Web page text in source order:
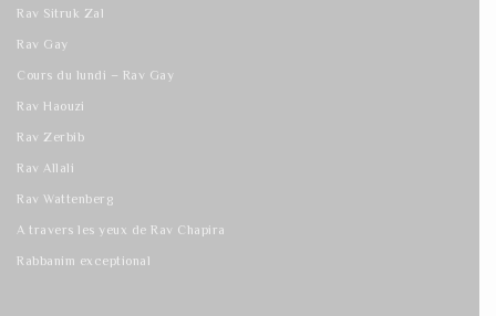
Rav Sitruk Zal
Rav Gay
Cours du lundi – Rav Gay
Rav Haouzi
Rav Zerbib
Rav Allali
Rav Wattenberg
A travers les yeux de Rav Chapira
Rabbanim exceptional